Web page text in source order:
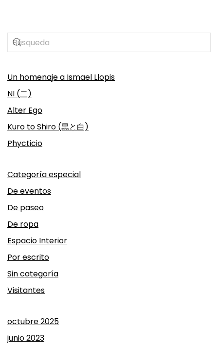
Un homenaje a Ismael Llopis
NI (二)
Alter Ego
Kuro to Shiro (黒と白)
Phycticio
Categoría especial
De eventos
De paseo
De ropa
Espacio Interior
Por escrito
Sin categoría
Visitantes
octubre 2025
junio 2023